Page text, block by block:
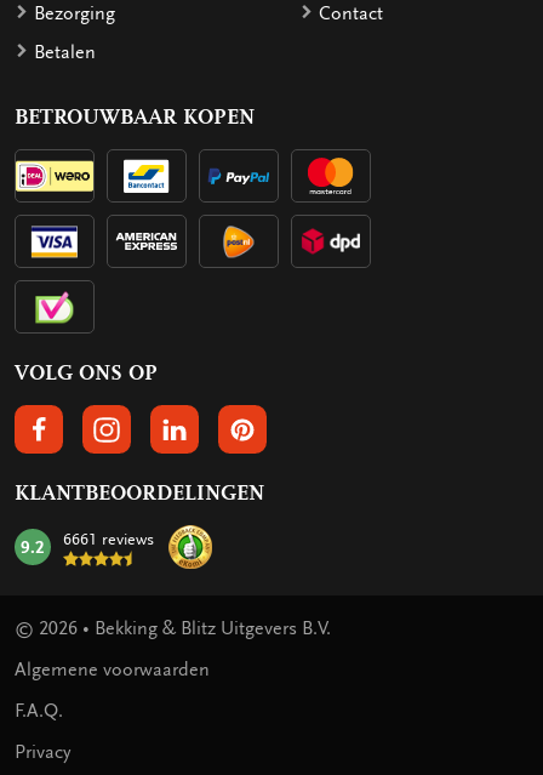
Bezorging
Betalen
Contact
BETROUWBAAR KOPEN
VOLG ONS OP
VOLGS ONS OP FACEBOOK
VOLG ONS OP INSTAGRAM
VOLG ONS OP LINKEDIN
VOLG ONS OP PINTEREST
KLANTBEOORDELINGEN
mark:
9.2 6661 reviews
© 2026 • Bekking & Blitz Uitgevers B.V.
Algemene voorwaarden
F.A.Q.
Privacy